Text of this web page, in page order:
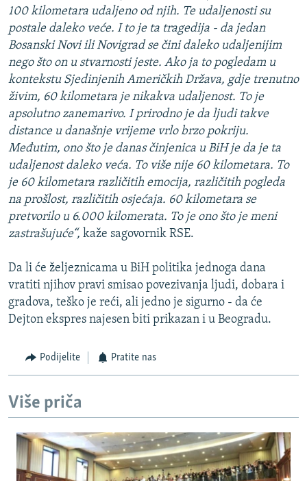
100 kilometara udaljeno od njih. Te udaljenosti su
postale daleko veće. I to je ta tragedija - da jedan
Bosanski Novi ili Novigrad se čini daleko udaljenijim
nego što on u stvarnosti jeste. Ako ja to pogledam u
kontekstu Sjedinjenih Američkih Država, gdje trenutno
živim, 60 kilometara je nikakva udaljenost. To je
apsolutno zanemarivo. I prirodno je da ljudi takve
distance u današnje vrijeme vrlo brzo pokriju.
Međutim, ono što je danas činjenica u BiH je da je ta
udaljenost daleko veća. To više nije 60 kilometara. To
je 60 kilometara različitih emocija, različitih pogleda
na prošlost, različitih osjećaja. 60 kilometara se
pretvorilo u 6.000 kilomerata. To je ono što je meni
zastrašujuće“, kaže sagovornik RSE.
Da li će željeznicama u BiH politika jednoga dana
vratiti njihov pravi smisao povezivanja ljudi, dobara i
gradova, teško je reći, ali jedno je sigurno - da će
Dejton ekspres najesen biti prikazan i u Beogradu.
Podijelite Pratite nas
Više priča